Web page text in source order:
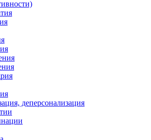
деперсонализация